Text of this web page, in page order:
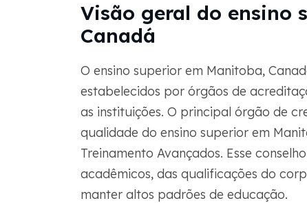
Visão geral do ensino
Canadá
O ensino superior em Manitoba,
estabelecidos por órgãos de
as instituições. O principal órgão de
qualidade do ensino superior em
Treinamento Avançados. Esse
acadêmicos, das qualificações do
manter altos padrões de educação.